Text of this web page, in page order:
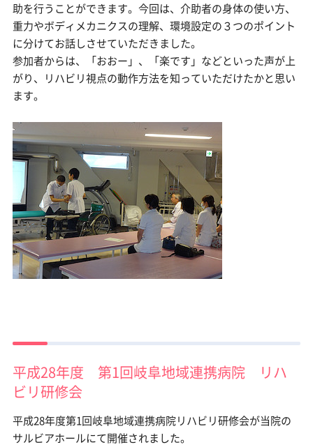
助を行うことができます。今回は、介助者の身体の使い方、
重力やボディメカニクスの理解、環境設定の３つのポイント
に分けてお話しさせていただきました。
参加者からは、「おおー」、「楽です」などといった声が上
がり、リハビリ視点の動作方法を知っていただけたかと思い
ます。
平成28年度 第1回岐阜地域連携病院 リハ
ビリ研修会
平成28年度第1回岐阜地域連携病院リハビリ研修会が当院の
サルビアホールにて開催されました。